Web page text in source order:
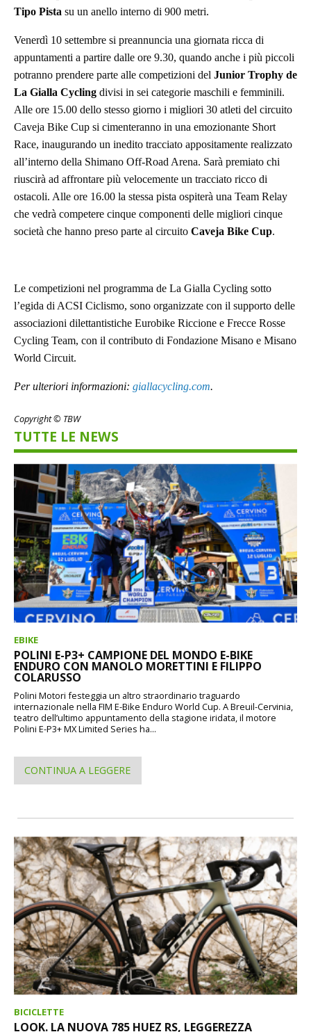
Tipo Pista su un anello interno di 900 metri.
Venerdì 10 settembre si preannuncia una giornata ricca di
appuntamenti a partire dalle ore 9.30, quando anche i più piccoli
potranno prendere parte alle competizioni del Junior Trophy de
La Gialla Cycling divisi in sei categorie maschili e femminili.
Alle ore 15.00 dello stesso giorno i migliori 30 atleti del circuito
Caveja Bike Cup si cimenteranno in una emozionante Short
Race, inaugurando un inedito tracciato appositamente realizzato
all’interno della Shimano Off-Road Arena. Sarà premiato chi
riuscirà ad affrontare più velocemente un tracciato ricco di
ostacoli. Alle ore 16.00 la stessa pista ospiterà una Team Relay
che vedrà competere cinque componenti delle migliori cinque
società che hanno preso parte al circuito Caveja Bike Cup.
Le competizioni nel programma de La Gialla Cycling sotto
l’egida di ACSI Ciclismo, sono organizzate con il supporto delle
associazioni dilettantistiche Eurobike Riccione e Frecce Rosse
Cycling Team, con il contributo di Fondazione Misano e Misano
World Circuit.
Per ulteriori informazioni: giallacycling.com.
Copyright © TBW
TUTTE LE NEWS
EBIKE
POLINI E-P3+ CAMPIONE DEL MONDO E-BIKE
ENDURO CON MANOLO MORETTINI E FILIPPO
COLARUSSO
Polini Motori festeggia un altro straordinario traguardo
internazionale nella FIM E-Bike Enduro World Cup. A Breuil-Cervinia,
teatro dell’ultimo appuntamento della stagione iridata, il motore
Polini E-P3+ MX Limited Series ha...
CONTINUA A LEGGERE
BICICLETTE
LOOK. LA NUOVA 785 HUEZ RS, LEGGEREZZA